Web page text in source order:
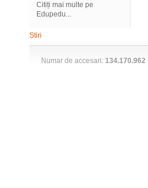
Citiți mai multe pe
Edupedu...
Stiri
Numar de accesari: 134.170.962